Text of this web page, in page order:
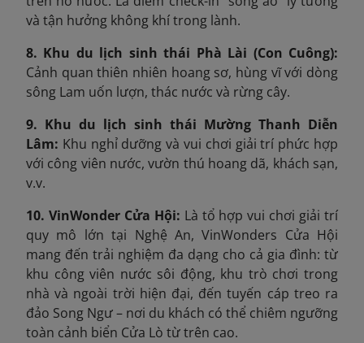
và tận hưởng không khí trong lành.
8. Khu du lịch sinh thái Phà Lài (Con Cuông):
Cảnh quan thiên nhiên hoang sơ, hùng vĩ với dòng
sông Lam uốn lượn, thác nước và rừng cây.
9. Khu du lịch sinh thái Mường Thanh Diễn
Lâm: Khu nghỉ dưỡng và vui chơi giải trí phức hợp
với công viên nước, vườn thú hoang dã, khách sạn,
v.v.
10. VinWonder Cửa Hội: Là tổ hợp vui chơi giải trí
quy mô lớn tại Nghệ An, VinWonders Cửa Hội
mang đến trải nghiệm đa dạng cho cả gia đình: từ
khu công viên nước sôi động, khu trò chơi trong
nhà và ngoài trời hiện đại, đến tuyến cáp treo ra
đảo Song Ngư – nơi du khách có thể chiêm ngưỡng
toàn cảnh biển Cửa Lò từ trên cao.